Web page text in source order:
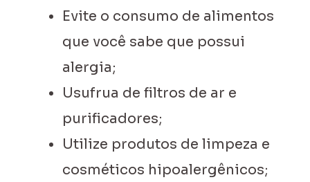
Evite o consumo de alimentos
que você sabe que possui
alergia;
Usufrua de filtros de ar e
purificadores;
Utilize produtos de limpeza e
cosméticos hipoalergênicos;